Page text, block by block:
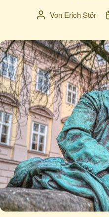
Beitragsautor
Von Erich Stör